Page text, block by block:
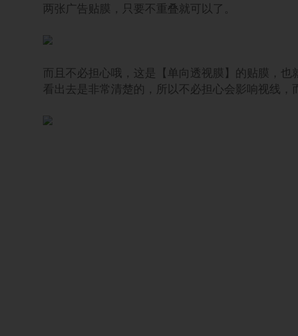
两张广告贴膜，只要不重叠就可以了。
而且不必担心哦，这是【单向透视膜】的贴膜，
看出去是非常清楚的，所以不必担心会影响视线，